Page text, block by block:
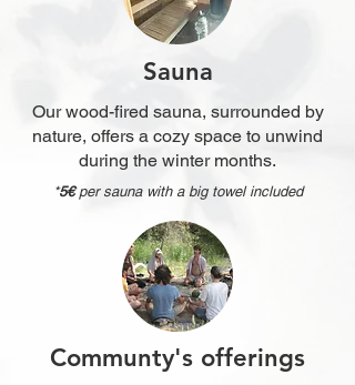
Sauna
Our wood-fired sauna, surrounded by
nature, offers a cozy space to unwind
during the winter months.
*5€per sauna with a big towel included
Communty's offerings